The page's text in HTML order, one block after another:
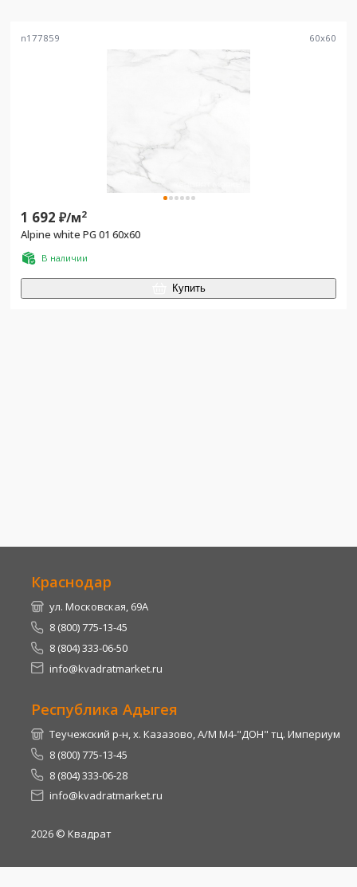
n177859 60x60
1 692 ₽/м2
Alpine white PG 01 60х60
В наличии
Купить
Краснодар
ул. Московская, 69А
8 (800) 775-13-45
8 (804) 333-06-50
info@kvadratmarket.ru
Республика Адыгея
Теучежский р-н, х. Казазово, А/М М4-"ДОН" тц. Империум
8 (800) 775-13-45
8 (804) 333-06-28
info@kvadratmarket.ru
2026 © Квадрат